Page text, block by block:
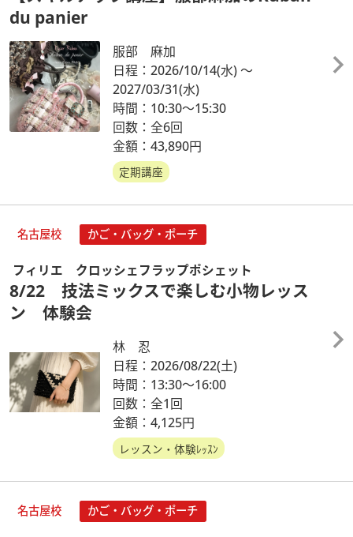
du panier
服部 麻加
日程：2026/10/14(水)～
2027/03/31(水)
時間：10:30～15:30
回数：全6回
金額：43,890円
定期講座
名古屋校 かご・バッグ・ポーチ
フィリエ クロッシェフラップポシェット
8/22 技法ミックスで楽しむ小物レッス
ン 体験会
林 忍
日程：2026/08/22(土)
時間：13:30～16:00
回数：全1回
金額：4,125円
レッスン・体験ﾚｯｽﾝ
名古屋校 かご・バッグ・ポーチ